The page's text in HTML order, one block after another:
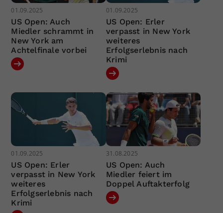
01.09.2025
US Open: Auch
Miedler schrammt in
New York am
Achtelfinale vorbei
01.09.2025
US Open: Erler
verpasst in New York
weiteres
Erfolgserlebnis nach
Krimi
01.09.2025
US Open: Erler
verpasst in New York
weiteres
Erfolgserlebnis nach
Krimi
31.08.2025
US Open: Auch
Miedler feiert im
Doppel Auftakterfolg